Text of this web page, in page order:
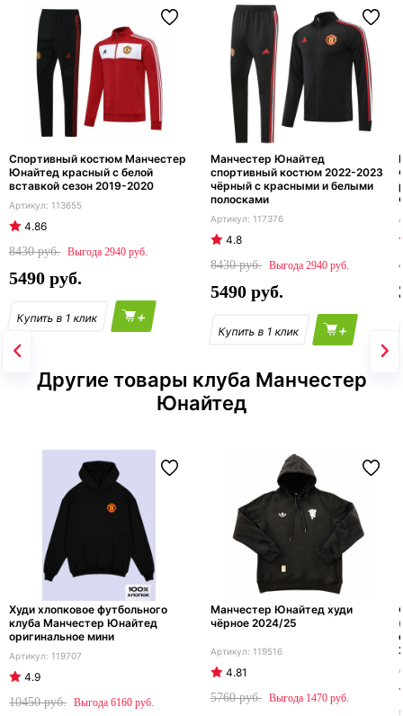
Спортивный костюм Манчестер
Юнайтед красный с белой
вставкой сезон 2019-2020
113655
4.86
8430
2940
5490
+
Манчестер Юнайтед
спортивный костюм 2022-2023
чёрный с красными и белыми
полосками
117376
4.8
8430
2940
5490
+
Другие товары клуба Манчестер
Юнайтед
Худи хлопковое футбольного
клуба Манчестер Юнайтед
оригинальное мини
119707
4.9
10450
6160
Манчестер Юнайтед худи
чёрное 2024/25
119516
4.81
5760
1470